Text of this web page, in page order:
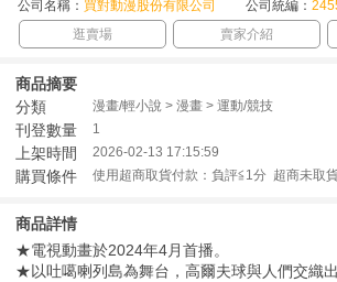
公司名稱： 買對動漫股份有限公司 公司統編：
逛賣場
賣家介紹
商品摘要
分類
漫畫/輕小說 > 漫畫 > 運動/競技
刊登數量 1
上架時間 2026-02-13 17:15:59
購買條件 使用超商取貨付款：負評≦1分 超商未取
商品詳情
★電視動畫於2024年4月首播。
★以吐噶喇列島為舞台，高爾夫球與人們交織出